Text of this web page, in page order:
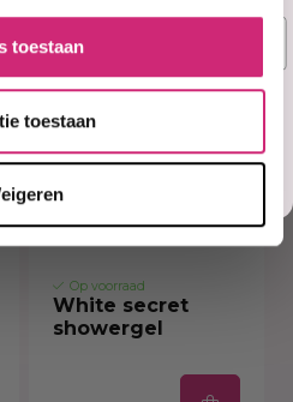
toestaan
toestaan
Op voorraad
White secret
showergel
mijn 5% korting!